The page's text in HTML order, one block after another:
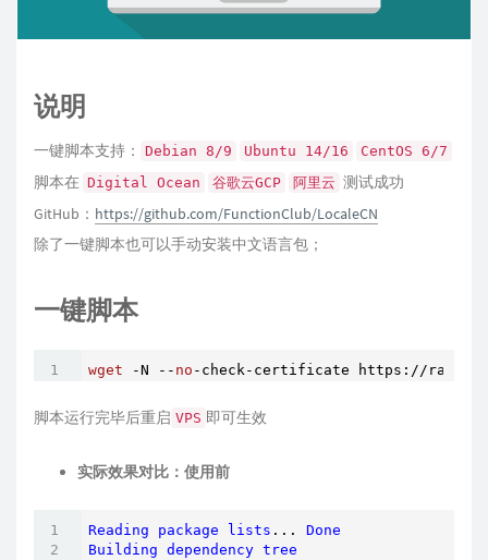
说明
一键脚本支持： Debian 8/9 Ubuntu 14/16 CentOS 6/7
脚本在 Digital Ocean 谷歌云GCP 阿里云 测试成功
GitHub： https://github.com/FunctionClub/LocaleCN
除了一键脚本也可以手动安装中文语言包；
一键脚本
wget -N -- no -check-certificate https://
脚本运行完毕后重启 VPS 即可生效
实际效果对比：使用前
Reading package lists ... Done
Building dependency tree